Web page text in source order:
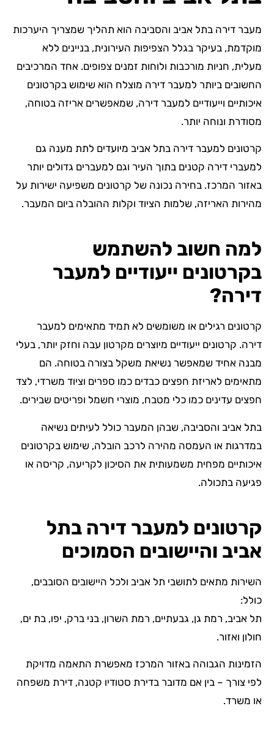
מעבר דירה בתל אביב והסביבה הוא תהליך שמצריך היערכות
מוקדמת, בעיקר בגלל הצפיפות העירונית, בניינים ללא
מעלית, חניות מורכבות ולוחות זמנים צפופים. אחד המרכיבים
החשובים ביותר למעבר דירה מוצלח הוא שימוש בקרטונים
איכותיים וייעודיים למעבר דירה, שמאפשרים אריזה בטוחה,
מסודרת ונוחה יותר.
קרטונים למעבר דירה בתל אביב מיועדים לתת מענה גם
למעברי דירה קטנים בתוך העיר וגם למעברים גדולים יותר
באזור המרכז. בחירה נכונה של קרטונים משפיעה ישירות על
מהירות האריזה, שלמות הציוד וקלות ההובלה ביום המעבר.
למה חשוב להשתמש
בקרטונים ייעודיים למעבר
דירה?
קרטונים רגילים או משומשים לא תמיד מתאימים למעבר
דירה. קרטונים ייעודיים מיוצרים מקרטון עבה וחזק יותר, בעלי
מבנה אחיד שמאפשר נשיאת משקל בצורה בטוחה. הם
מתאימים לאריזת חפצים כבדים כמו ספרים וציוד משרדי, לצד
חפצים עדינים כמו כלי מטבח, מוצרי חשמל ופריטים שבירים.
בתל אביב והסביבה, שבהן המעבר כולל לעיתים נשיאה
במדרגות או העמסה מהירה לרכב הובלה, שימוש בקרטונים
איכותיים מפחית משמעותית את הסיכון לקריעה, קריסה או
פגיעה בתכולה.
קרטונים למעבר דירה בתל
אביב והיישובים הסמוכים
השירות מתאים לתושבי תל אביב ולכל היישובים הסובבים,
כולל:
תל אביב, רמת גן, גבעתיים, רמת השרון, בני ברק, יפו, בת ים,
חולון ואזור.
הזמינות הגבוהה באזור המרכז מאפשרת התאמה מדויקת
לפי צורך – בין אם מדובר בדירת סטודיו קטנה, דירת משפחה
או משרד.